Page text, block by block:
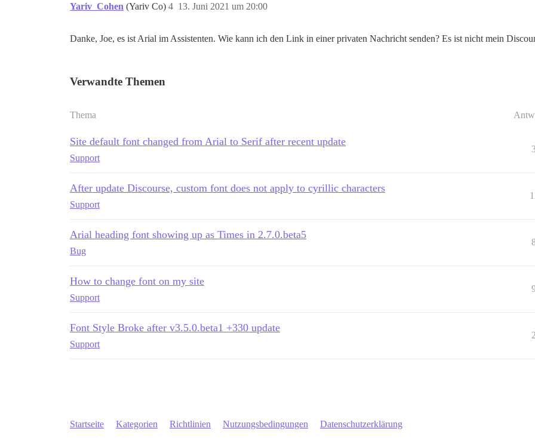
Yariv_Cohen (Yariv Co) 13. Juni 2021 um 20:00
4
Danke, Joe, es ist Arial im Assistenten. Wie kann ich den Link in einer privaten Nachricht senden? Es ist nicht mein
Verwandte Themen
Thema
Site default font changed from Arial to Serif after recent update
Support
After update Discourse, custom font does not apply to cyrillic characters
Support
Arial heading font showing up as Times in 2.7.0.beta5
Bug
How to change font on my site
Support
Font Style Broke after v3.5.0.beta1 +330 update
Support
2
Startseite Kategorien Richtlinien Nutzungsbedingungen Datenschutzerklärung